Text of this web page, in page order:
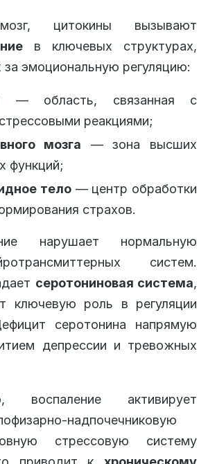
цитокины вызывают
в ключевых структурах,
за эмоциональную регуляцию:
— область, связанная с
реакциями;
мозга — зона высших
функций;
тело— центр обработки
страхов.
нарушает нормальную
систем.
серотониновая система,
ключевую роль в регуляции
серотонина напрямую
депрессии и тревожных
воспаление активирует
надпочечниковую
стрессовую систему